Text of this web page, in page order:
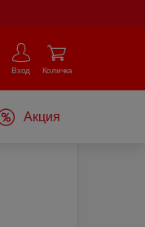
Вход Количка
Акция